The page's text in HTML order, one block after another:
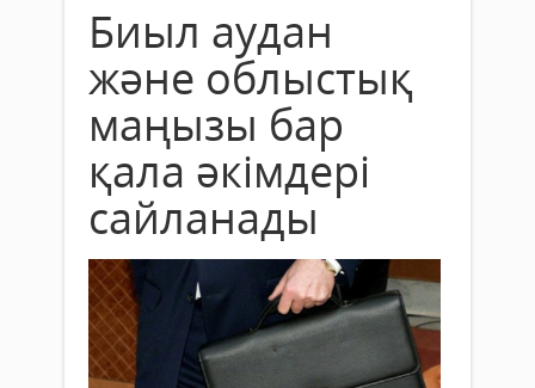
Биыл аудан
және облыстық
маңызы бар
қала әкімдері
сайланады